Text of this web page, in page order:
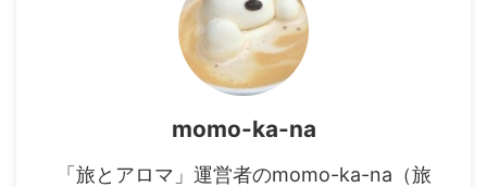
momo-ka-na
「旅とアロマ」運営者のmomo-ka-na（旅